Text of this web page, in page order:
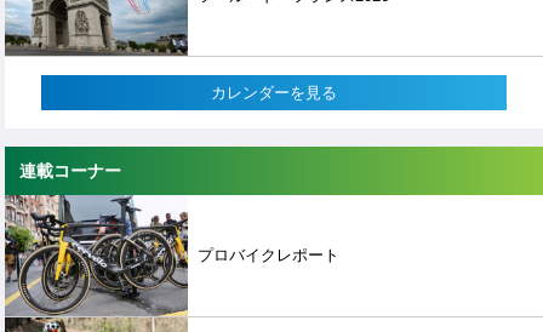
カレンダーを見る
連載コーナー
プロバイクレポート